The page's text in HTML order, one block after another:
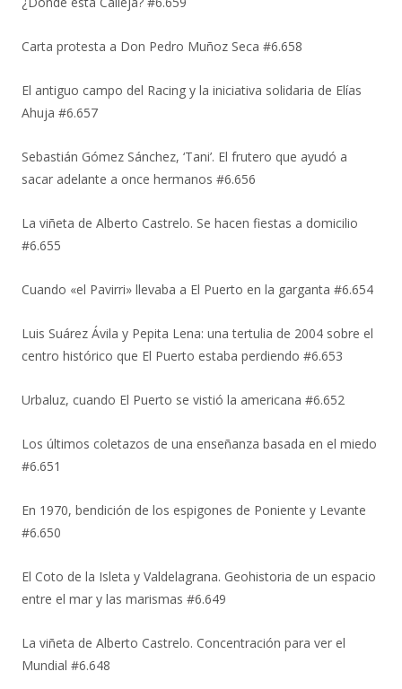
Carta protesta a Don Pedro Muñoz Seca #6.658
El antiguo campo del Racing y la iniciativa solidaria de Elías
Ahuja #6.657
Sebastián Gómez Sánchez, ‘Tani’. El frutero que ayudó a
sacar adelante a once hermanos #6.656
La viñeta de Alberto Castrelo. Se hacen fiestas a domicilio
#6.655
Cuando «el Pavirri» llevaba a El Puerto en la garganta #6.654
Luis Suárez Ávila y Pepita Lena: una tertulia de 2004 sobre el
centro histórico que El Puerto estaba perdiendo #6.653
Urbaluz, cuando El Puerto se vistió la americana #6.652
Los últimos coletazos de una enseñanza basada en el miedo
#6.651
En 1970, bendición de los espigones de Poniente y Levante
#6.650
El Coto de la Isleta y Valdelagrana. Geohistoria de un espacio
entre el mar y las marismas #6.649
La viñeta de Alberto Castrelo. Concentración para ver el
Mundial #6.648